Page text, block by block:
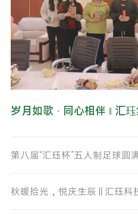
岁月如歌 · 同心相伴 ‖ 汇
第八届“汇珏杯”五人制足球圆
秋暖拾光，悦庆生辰 ‖ 汇珏科